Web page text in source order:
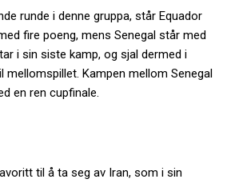
runde i denne gruppa, står Equador
fire poeng, mens Senegal står med
i sin siste kamp, og sjal dermed i
mellomspillet. Kampen mellom Senegal
en ren cupfinale.
til å ta seg av Iran, som i sin